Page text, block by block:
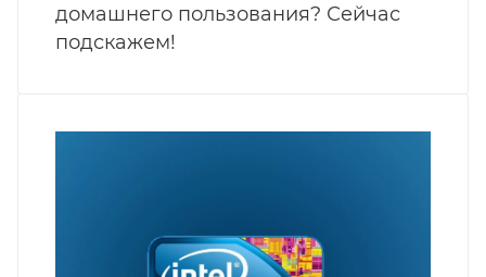
домашнего пользования? Сейчас
подскажем!